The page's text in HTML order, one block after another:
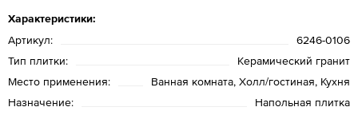
Характеристики:
Артикул:
6246-0106
Тип плитки:
Керамический гранит
Место применения:
Ванная комната, Холл/гостиная, Кухня
Назначение:
Напольная плитка